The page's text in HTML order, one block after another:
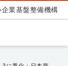
業基盤整備機構